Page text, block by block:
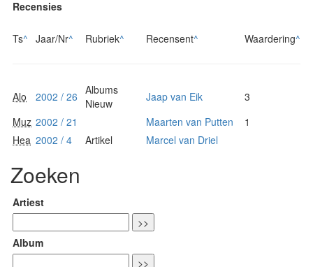
Recensies
Ts^ Jaar/Nr^ Rubriek^ Recensent^ Waardering^
Alo 2002 / 26 Albums
Nieuw
Jaap van Eik
3
Muz 2002 / 21 Maarten van Putten
1
Hea 2002 / 4 Artikel Marcel van Driel
Zoeken
Artiest
Album